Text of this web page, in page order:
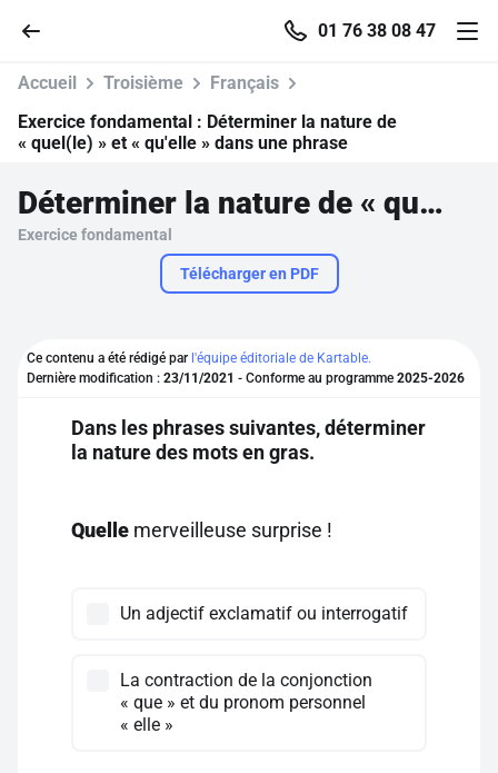
01 76 38 08 47
Parcourir
Se connecter
S'inscrire gratuitement
Accueil Troisième
Français
Exercice fondamental : Déterminer la nature de
« quel(le) » et « qu'elle » dans une phrase
Déterminer la nature de « quel(le) » et « qu'elle » dans une phrase
Exercice fondamental
Télécharger en PDF
Ce contenu a été rédigé par l'équipe éditoriale de Kartable.
Dernière modification : 23/11/2021 - Conforme au programme 2025-2026
Dans les phrases suivantes, déterminer
la nature des mots en gras.
Quelle merveilleuse surprise !
Un adjectif exclamatif ou interrogatif
La contraction de la conjonction
« que » et du pronom personnel
« elle »